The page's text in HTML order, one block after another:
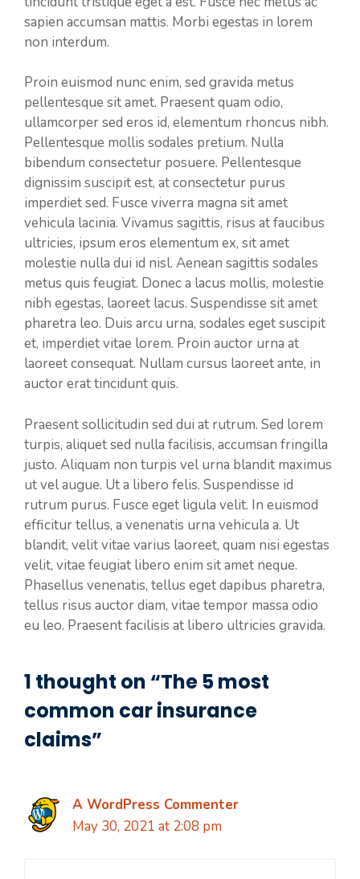
sapien accumsan mattis. Morbi egestas in lorem
non interdum.
Proin euismod nunc enim, sed gravida metus
pellentesque sit amet. Praesent quam odio,
ullamcorper sed eros id, elementum rhoncus nibh.
Pellentesque mollis sodales pretium. Nulla
bibendum consectetur posuere. Pellentesque
dignissim suscipit est, at consectetur purus
imperdiet sed. Fusce viverra magna sit amet
vehicula lacinia. Vivamus sagittis, risus at faucibus
ultricies, ipsum eros elementum ex, sit amet
molestie nulla dui id nisl. Aenean sagittis sodales
metus quis feugiat. Donec a lacus mollis, molestie
nibh egestas, laoreet lacus. Suspendisse sit amet
pharetra leo. Duis arcu urna, sodales eget suscipit
et, imperdiet vitae lorem. Proin auctor urna at
laoreet consequat. Nullam cursus laoreet ante, in
auctor erat tincidunt quis.
Praesent sollicitudin sed dui at rutrum. Sed lorem
turpis, aliquet sed nulla facilisis, accumsan fringilla
justo. Aliquam non turpis vel urna blandit maximus
ut vel augue. Ut a libero felis. Suspendisse id
rutrum purus. Fusce eget ligula velit. In euismod
efficitur tellus, a venenatis urna vehicula a. Ut
blandit, velit vitae varius laoreet, quam nisi egestas
velit, vitae feugiat libero enim sit amet neque.
Phasellus venenatis, tellus eget dapibus pharetra,
tellus risus auctor diam, vitae tempor massa odio
eu leo. Praesent facilisis at libero ultricies gravida.
1 thought on “The 5 most
common car insurance
claims”
A WordPress Commenter
May 30, 2021 at 2:08 pm